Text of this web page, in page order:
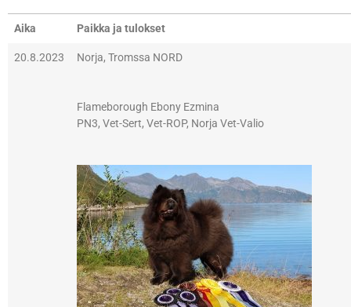
Aika Paikka ja tulokset
20.8.2023 Norja, Tromssa NORD
Flameborough Ebony Ezmina
PN3, Vet-Sert, Vet-ROP, Norja Vet-Valio